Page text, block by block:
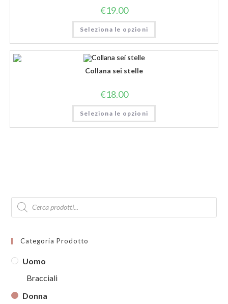
€19.00
Seleziona le opzioni
Collana sei stelle
€18.00
Seleziona le opzioni
Products
search
Categoria Prodotto
Uomo
Bracciali
Donna